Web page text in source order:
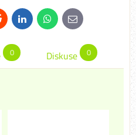
LinkedInWhatsApp
E-
mail
0 Diskuse 0